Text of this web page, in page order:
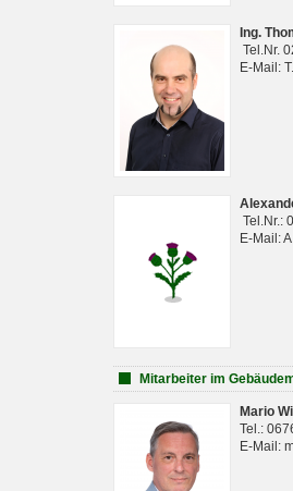
Ing.
Tel.Nr.
E-Mail:
Tel.Nr.:
E-Mail:
Mitarbeiter im
Mario
Tel.:
E-Mail: